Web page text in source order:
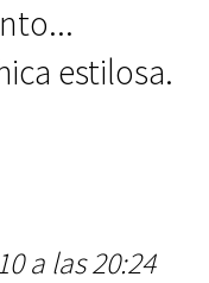
estilosa.
a las 20:24